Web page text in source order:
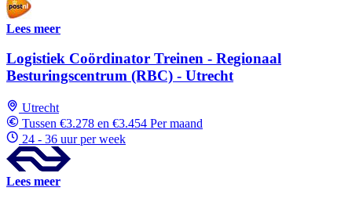
Lees meer
Logistiek Coördinator Treinen - Regionaal
Besturingscentrum (RBC) - Utrecht
Utrecht
Tussen €3.278 en €3.454 Per maand
24 - 36 uur per week
Lees meer